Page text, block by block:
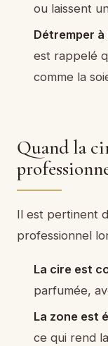
ou laissent
Détremper à
est rappelé
comme la
Quand la
Il est pertinent
professionnel
La cire est
parfumée,
La zone est
ce qui rend